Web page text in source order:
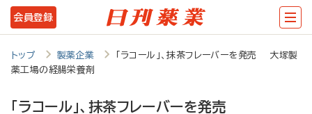
メ
イ
コ
会員登録
トップ 製薬企業
「ラコール」、抹茶フレーバーを発売 大塚製
薬工場の経腸栄養剤
「ラコール」、抹茶フレーバーを発売